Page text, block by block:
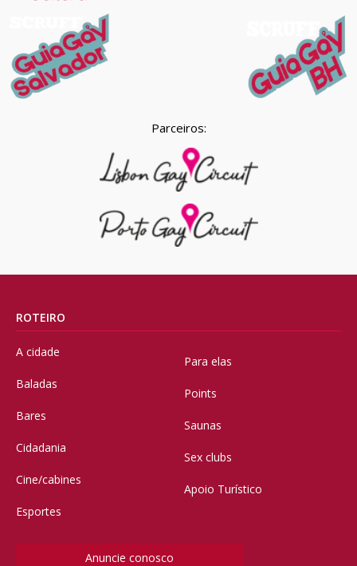
Parceiros:
ROTEIRO
A cidade
Baladas
Bares
Cidadania
Cine/cabines
Esportes
Para elas
Points
Saunas
Sex clubs
Apoio Turístico
Anuncie conosco